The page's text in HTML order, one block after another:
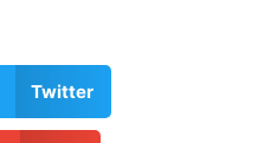
Twitter